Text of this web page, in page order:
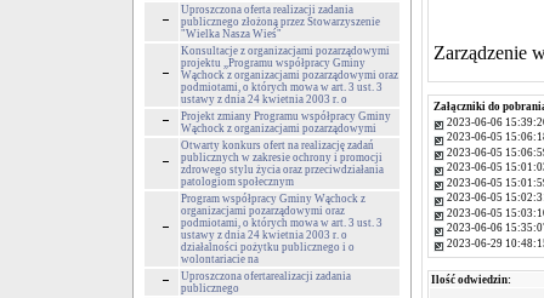
Uproszczona oferta realizacji zadania
publicznego złożoną przez Stowarzyszenie
"Wielka Nasza Wieś"
Konsultacje z organizacjami pozarządowymi
projektu „Programu współpracy Gminy
Wąchock z organizacjami pozarządowymi oraz
podmiotami, o których mowa w art. 3 ust. 3
ustawy z dnia 24 kwietnia 2003 r. o
Projekt zmiany Programu współpracy Gminy
Wąchock z organizacjami pozarządowymi
Otwarty konkurs ofert na realizację zadań
publicznych w zakresie ochrony i promocji
zdrowego stylu życia oraz przeciwdziałania
patologiom społecznym
Program współpracy Gminy Wąchock z
organizacjami pozarządowymi oraz
podmiotami, o których mowa w art. 3 ust. 3
ustawy z dnia 24 kwietnia 2003 r. o
działalności pożytku publicznego i o
wolontariacie na
Uproszczona ofertarealizacji zadania
publicznego
Zarządzenie
Załączniki do
2023-06-06
2023-06-05
2023-06-05
2023-06-05
2023-06-05
2023-06-05
2023-06-05
2023-06-06
2023-06-29
Ilość odwiedzin: